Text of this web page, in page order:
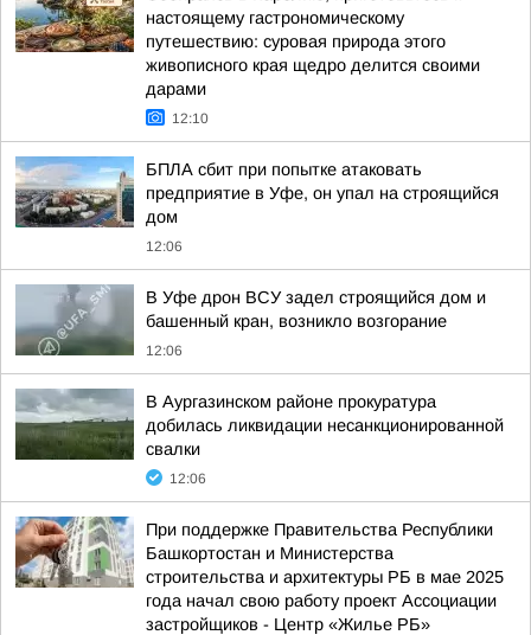
настоящему гастрономическому
путешествию: суровая природа этого
живописного края щедро делится своими
дарами
12:10
БПЛА сбит при попытке атаковать
предприятие в Уфе, он упал на строящийся
дом
12:06
В Уфе дрон ВСУ задел строящийся дом и
башенный кран, возникло возгорание
12:06
В Аургазинском районе прокуратура
добилась ликвидации несанкционированной
свалки
12:06
При поддержке Правительства Республики
Башкортостан и Министерства
строительства и архитектуры РБ в мае 2025
года начал свою работу проект Ассоциации
застройщиков - Центр «Жилье РБ»